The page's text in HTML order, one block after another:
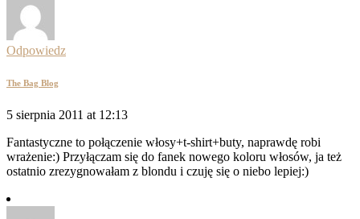
Odpowiedz
The Bag Blog
5 sierpnia 2011 at 12:13
Fantastyczne to połączenie włosy+t-shirt+buty, naprawdę robi
wrażenie:) Przyłączam się do fanek nowego koloru włosów, ja też
ostatnio zrezygnowałam z blondu i czuję się o niebo lepiej:)